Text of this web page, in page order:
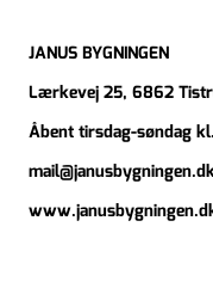
JANUS
Lærkevej 25, 6862
Åbent tirsdag-søndag